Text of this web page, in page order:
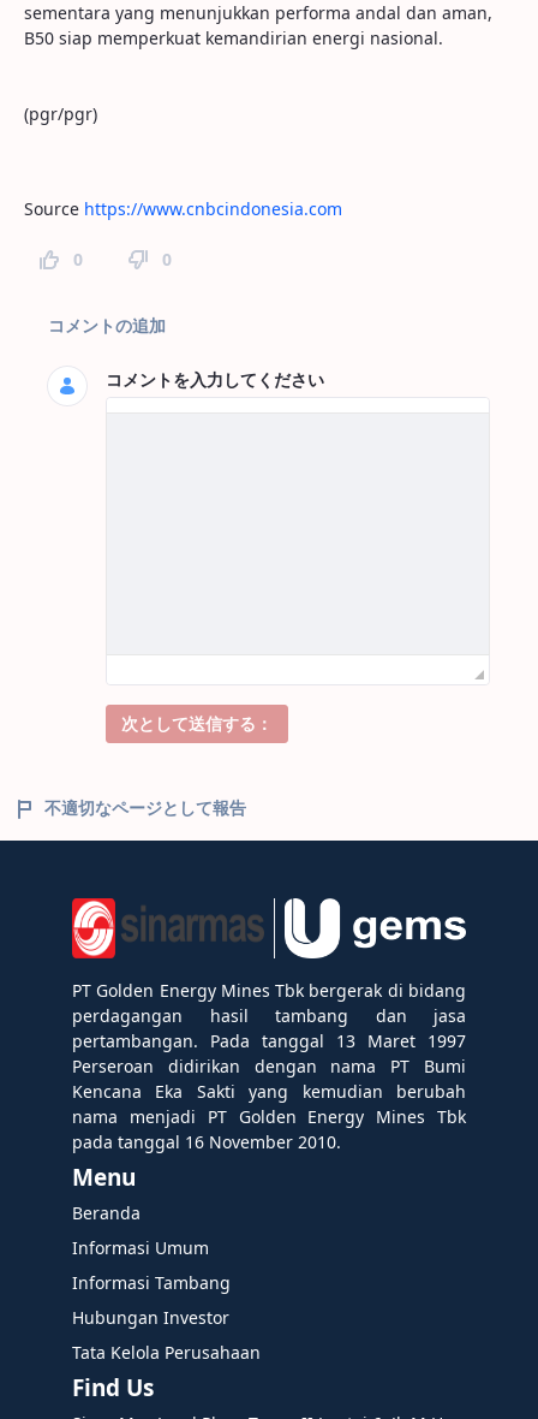
sementara yang menunjukkan performa andal dan aman,
B50 siap memperkuat kemandirian energi nasional.
(pgr/pgr)
Source https://www.cnbcindonesia.com
0 0
ページコメント
コメントの追加
コメントを入力してください
次として送信する：
不適切なページとして報告
PT Golden Energy Mines Tbk bergerak di bidang
perdagangan hasil tambang dan jasa
pertambangan. Pada tanggal 13 Maret 1997
Perseroan didirikan dengan nama PT Bumi
Kencana Eka Sakti yang kemudian berubah
nama menjadi PT Golden Energy Mines Tbk
pada tanggal 16 November 2010.
Menu
Beranda
Informasi Umum
Informasi Tambang
Hubungan Investor
Tata Kelola Perusahaan
Find Us